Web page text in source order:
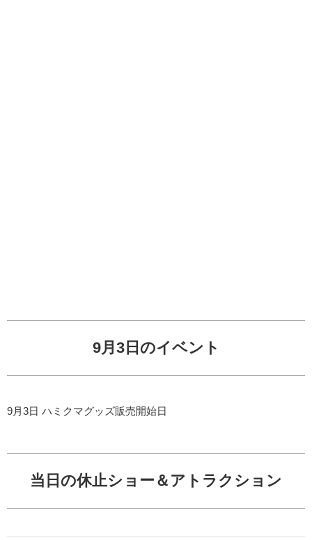
9月3日のイベント
9月3日 ハミクマグッズ販売開始日
当日の休止ショー＆アトラクション